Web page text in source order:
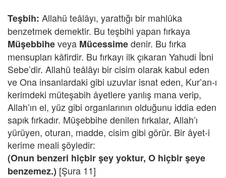
Teşbih: Allahü teâlâyı, yarattığı bir mahlûka
benzetmek demektir. Bu teşbihi yapan fırkaya
Müşebbiheveya Mücessimedenir. Bu fırka
mensupları kâfirdir. Bu fırkayı ilk çıkaran Yahudi İbni
Sebe’dir. Allahü teâlâyı bir cisim olarak kabul eden
ve Ona insanlardaki gibi uzuvlar isnat eden, Kur’an-ı
kerimdeki müteşabih âyetlere yanlış mana verip,
Allah’ın el, yüz gibi organlarının olduğunu iddia eden
sapık fırkadır. Müşebbihe denilen fırkalar, Allah’ı
yürüyen, oturan, madde, cisim gibi görür. Bir âyet-i
kerime meali şöyledir:
(Onun benzeri hiçbir şey yoktur, O hiçbir şeye
benzemez.) [Şura 11]